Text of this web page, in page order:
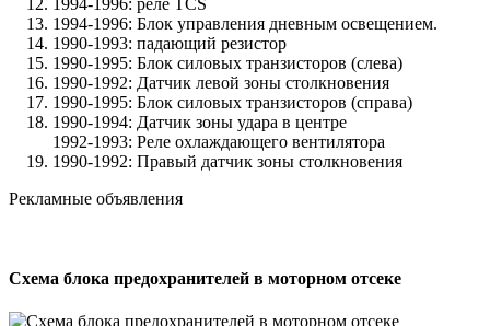
1994-1996: Блок управления дневным освещением.
1990-1993: падающий резистор
1990-1995: Блок силовых транзисторов (слева)
1990-1992: Датчик левой зоны столкновения
1990-1995: Блок силовых транзисторов (справа)
1990-1994: Датчик зоны удара в центре
1992-1993: Реле охлаждающего вентилятора
1990-1992: Правый датчик зоны столкновения
Рекламные объявления
Схема блока предохранителей в моторном отсеке